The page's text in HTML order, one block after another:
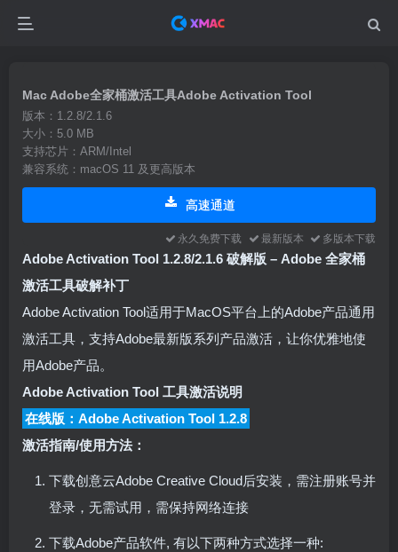
Mac Adobe全家桶激活工具Adobe Activation Tool
版本：1.2.8/2.1.6
大小：5.0 MB
支持芯片：ARM/Intel
兼容系统：macOS 11 及更高版本
高速通道
永久免费下载 最新版本 多版本下载
Adobe Activation Tool 1.2.8/2.1.6 破解版 – Adobe 全家桶
激活工具破解补丁
Adobe Activation Tool适用于MacOS平台上的Adobe产品通用
激活工具，支持Adobe最新版系列产品激活，让你优雅地使
用Adobe产品。
Adobe Activation Tool 工具激活说明
在线版：Adobe Activation Tool 1.2.8
激活指南/使用方法：
下载创意云Adobe Creative Cloud后安装，需注册账号并
登录，无需试用，需保持网络连接
下载Adobe产品软件, 有以下两种方式选择一种: